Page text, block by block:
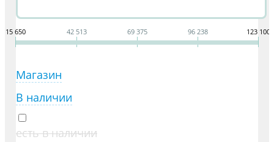
15 650 42 513 69 375 96 238 123 100
Магазин
В наличии
есть в наличии